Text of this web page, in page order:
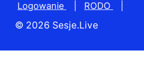
Logowanie RODO
© 2026 Sesje.Live